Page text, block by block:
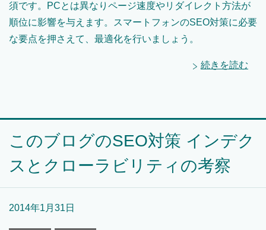
須です。PCとは異なりページ速度やリダイレクト方法が
順位に影響を与えます。スマートフォンのSEO対策に必要
な要点を押さえて、最適化を行いましょう。
続きを読む
このブログのSEO対策 インデク
スとクローラビリティの考察
2014年1月31日